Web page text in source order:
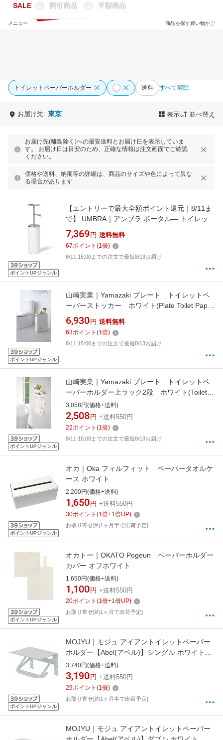
買い物かご
商品を探す
メニュー
SALE 割引商品 半額商品
トイレットペーパーホルダー 送料 すべて解除
お届け先: 東京 表示 並べ替え
お届け先(離島除く)への最安送料とお届け日を表示していま
す。 お届け日は目安のため、正確な情報は注文画面でご確認
ください。
価格や送料、納期等の詳細は、商品のサイズや色によって異な
る場合があります
ポイントUPジャンル
【エントリーで最大全額ポイント還元｜8/11ま
で】 UMBRA｜アンブラ ポータル— トイレット
ペーパースタンド ホワイト/ニッケル
21012487670
7,369 円 送料無料
67ポイント (1倍)
8/11 15:00までの注文で最短8/13お届け
ポイントUPジャンル
山崎実業｜Yamazaki プレート トイレットペ
ーパーストッカー ホワイト(Plate Toilet Paper
Stocker WH) ホワイト 02294
6,930 円 送料無料
63ポイント (1倍)
8/11 15:00までの注文で最短8/13お届け
ポイントUPジャンル
山崎実業｜Yamazaki プレート トイレットペ
ーパーホルダー上ラック2段 ホワイト(Toilet
Paper Holder Rack Plate Double) ホワイト
4436
3,058円(価格+送料)
2,508 円 +送料550円
22ポイント (1倍)
8/11 15:00までの注文で最短8/13お届け
ポイントUPジャンル
オカ｜Oka フィルフィット ペーパータオルケ
ース ホワイト
2,200円(価格+送料)
1,650 円 +送料550円
30ポイント (1倍+1倍UP)
お取り寄せ[約1ヶ月半で出荷予定]
ポイントUPジャンル
オカトー｜OKATO Pogeun ペーパーホルダー
カバー オフホワイト
1,650円(価格+送料)
1,100 円 +送料550円
20ポイント (1倍+1倍UP)
お取り寄せ[約1ヶ月で出荷予定]
ポイントUPジャンル
MOJYU｜モジュ アイアントイレットペーパー
ホルダー【Abel(アベル)】シングル ホワイト
PH002
3,740円(価格+送料)
3,190 円 +送料550円
29ポイント (1倍)
お取り寄せ[約1ヶ月半で出荷予定]
MOJYU｜モジュ アイアントイレットペーパー